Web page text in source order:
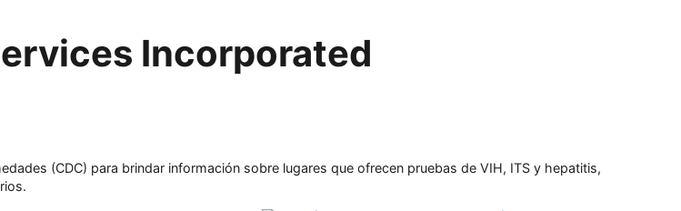
Incorporated
(CDC) para brindar información sobre lugares que ofrecen pruebas de VIH, ITS y hepatitis,